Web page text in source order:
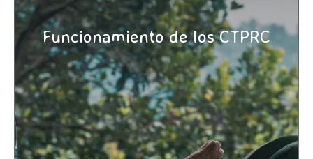
Funcionamiento de los CTPRC
CONOCE MÁS